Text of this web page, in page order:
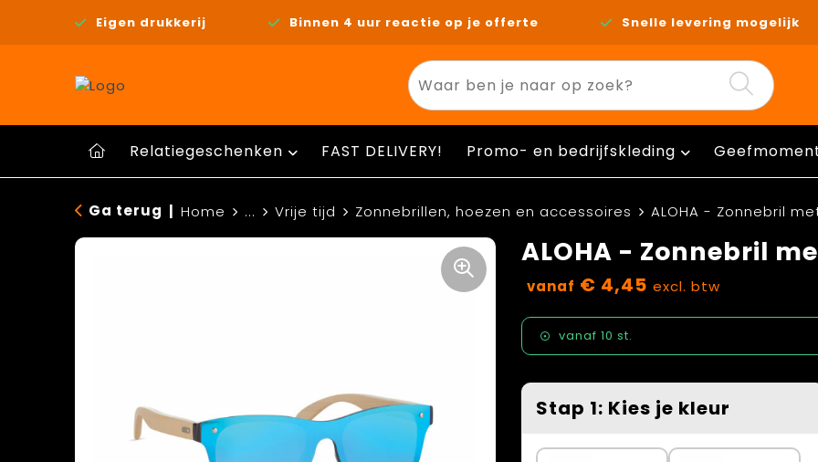
Eigen drukkerij Binnen 4 uur reactie op je offerte Snelle levering mogelijk
Relatiegeschenken FAST DELIVERY! Promo- en bedrijfskleding
Ga terug Home ... Vrije tijd Zonnebrillen, hoezen en accessoires ALOHA - Zonnebril
ALOHA - Zonnebril
vanaf € 4,45 excl. btw
vanaf 10 st.
Stap 1: Kies je kleur